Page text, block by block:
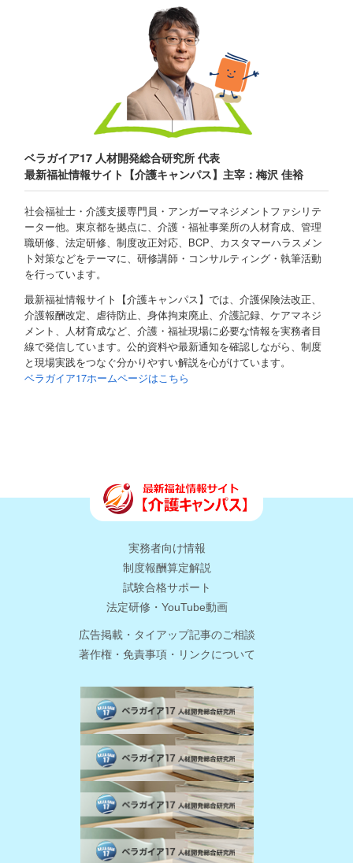
ベラガイア17 人材開発総合研究所 代表
最新福祉情報サイト【介護キャンパス】主宰：梅沢 佳裕
社会福祉士・介護支援専門員・アンガーマネジメントファシリテ
ーター他。東京都を拠点に、介護・福祉事業所の人材育成、管理
職研修、法定研修、制度改正対応、BCP、カスタマーハラスメン
ト対策などをテーマに、研修講師・コンサルティング・執筆活動
を行っています。
最新福祉情報サイト【介護キャンパス】では、介護保険法改正、
介護報酬改定、虐待防止、身体拘束廃止、介護記録、ケアマネジ
メント、人材育成など、介護・福祉現場に必要な情報を実務者目
線で発信しています。公的資料や最新通知を確認しながら、制度
と現場実践をつなぐ分かりやすい解説を心がけています。
ベラガイア17ホームページはこちら
実務者向け情報
制度報酬算定解説
試験合格サポート
法定研修・YouTube動画
広告掲載・タイアップ記事のご相談
著作権・免責事項・リンクについて